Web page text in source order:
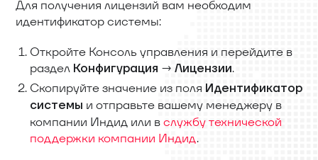
Для получения лицензий вам необходим
идентификатор системы:
Откройте Консоль управления и перейдите в
раздел Конфигурация → Лицензии.
Скопируйте значение из поля Идентификатор
системы и отправьте вашему менеджеру в
компании Индид или вслужбу технической
поддержки компании Индид.